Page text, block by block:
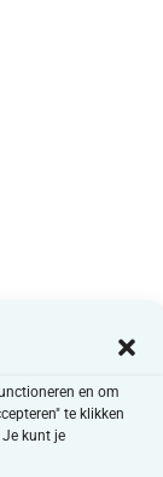
en om
te klikken
kunt je